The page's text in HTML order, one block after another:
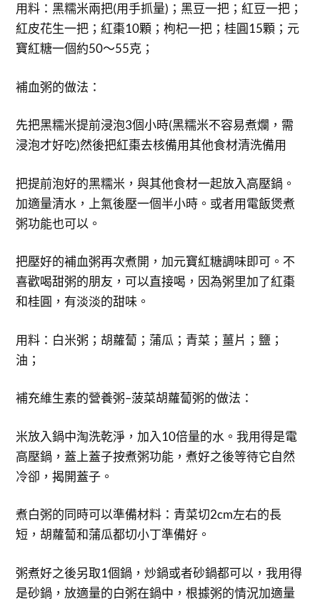
用料：黑糯米兩把(用手抓量)；黑豆一把；紅豆一把；
紅皮花生一把；紅棗10顆；枸杞一把；桂圓15顆；元
寶紅糖一個約50～55克；
補血粥的做法：
先把黑糯米提前浸泡3個小時(黑糯米不容易煮爛，需
浸泡才好吃)然後把紅棗去核備用其他食材清洗備用
把提前泡好的黑糯米，與其他食材一起放入高壓鍋。
加適量清水，上氣後壓一個半小時。或者用電飯煲煮
粥功能也可以。
把壓好的補血粥再次煮開，加元寶紅糖調味即可。不
喜歡喝甜粥的朋友，可以直接喝，因為粥里加了紅棗
和桂圓，有淡淡的甜味。
用料：白米粥；胡蘿蔔；蒲瓜；青菜；薑片；鹽；
油；
補充維生素的營養粥–菠菜胡蘿蔔粥的做法：
米放入鍋中淘洗乾淨，加入10倍量的水。我用得是電
高壓鍋，蓋上蓋子按煮粥功能，煮好之後等待它自然
冷卻，揭開蓋子。
煮白粥的同時可以準備材料：青菜切2cm左右的長
短，胡蘿蔔和蒲瓜都切小丁準備好。
粥煮好之後另取1個鍋，炒鍋或者砂鍋都可以，我用得
是砂鍋，放適量的白粥在鍋中，根據粥的情況加適量